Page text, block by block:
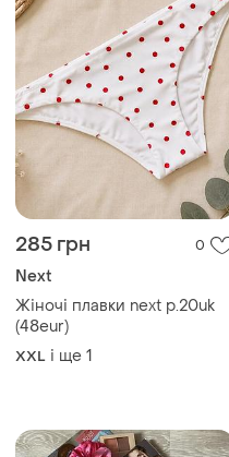
285 грн 0
Next
Жіночі плавки next р.20uk
(48eur)
XXL і ще 1